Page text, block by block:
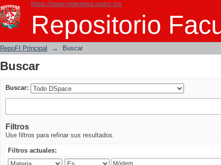
https://www.ingenieria.unam.mx
Repositorio
Buscar
RepoFI Principal → Buscar
Buscar
Buscar:
Filtros
Use filtros para refinar sus resultados.
Filtros actuales: